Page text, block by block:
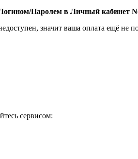
Паролем в Личный кабинет
значит ваша оплата ещё
сервисом: